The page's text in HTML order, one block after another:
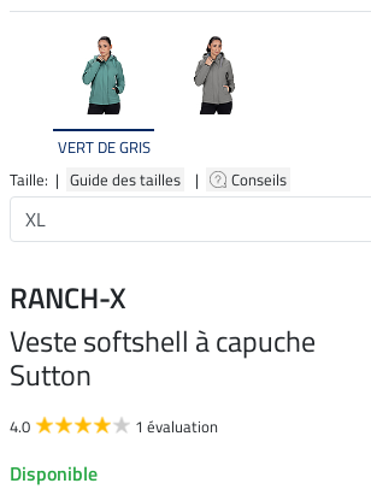
VERT DE GRIS
Taille: | Guide des tailles | Conseils
RANCH-X
Veste softshell à capuche
Sutton
4.0 1 évaluation
Disponible